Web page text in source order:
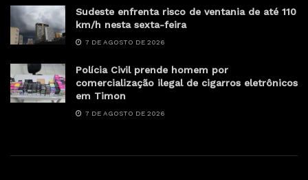
Sudeste enfrenta risco de ventania de até 110
km/h nesta sexta-feira
7 DE AGOSTO DE 2026
Polícia Civil prende homem por
comercialização ilegal de cigarros eletrônicos
em Timon
7 DE AGOSTO DE 2026